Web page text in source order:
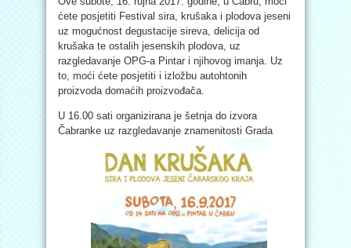
ćete posjetiti Festival sira, krušaka i plodova jeseni
uz mogućnost degustacije sireva, delicija od
krušaka te ostalih jesenskih plodova, uz
razgledavanje OPG-a Pintar i njihovog imanja. Uz
to, moći ćete posjetiti i izložbu autohtonih
proizvoda domaćih proizvođača.
U 16.00 sati organizirana je šetnja do izvora
Čabranke uz razgledavanje znamenitosti Grada